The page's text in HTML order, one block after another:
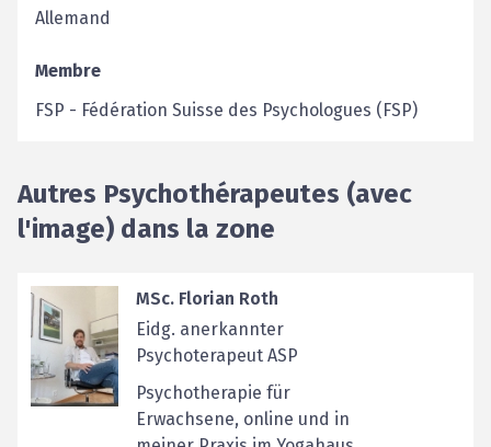
Allemand
Membre
FSP - Fédération Suisse des Psychologues (FSP)
Autres Psychothérapeutes (avec
l'image) dans la zone
MSc. Florian Roth
Eidg. anerkannter
Psychoterapeut ASP
Psychotherapie für
Erwachsene, online und in